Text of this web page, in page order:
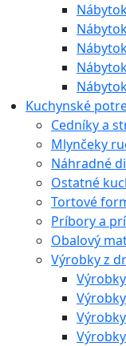
Kuchynské
Cedníky a
Mlynčeky
Náhradné
Ostatné
Tortové
Príbory a
Obalový
Výrobky z